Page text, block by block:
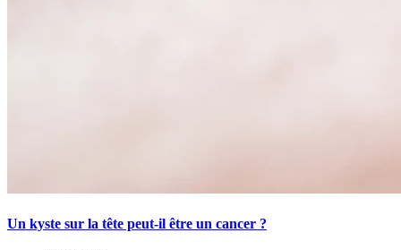
Un kyste sur la tête peut-il être un cancer ?